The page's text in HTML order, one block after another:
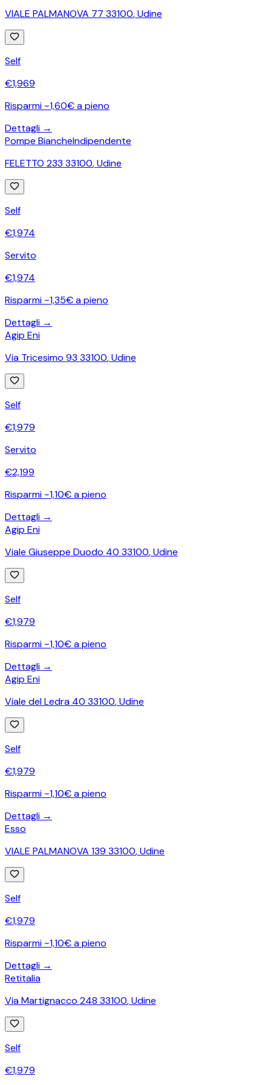
VIALE PALMANOVA 77 33100,Udine
Self
€1,969
Risparmi ~1,60€ a pieno
Dettagli →
Pompe BiancheIndipendente
FELETTO 233 33100,Udine
Self
€1,974
Servito
€1,974
Risparmi ~1,35€ a pieno
Dettagli →
Agip Eni
Via Tricesimo 93 33100,Udine
Self
€1,979
Servito
€2,199
Risparmi ~1,10€ a pieno
Dettagli →
Agip Eni
Viale Giuseppe Duodo 40 33100,Udine
Self
€1,979
Risparmi ~1,10€ a pieno
Dettagli →
Agip Eni
Viale del Ledra 40 33100,Udine
Self
€1,979
Risparmi ~1,10€ a pieno
Dettagli →
Esso
VIALE PALMANOVA 139 33100,Udine
Self
€1,979
Risparmi ~1,10€ a pieno
Dettagli →
Retitalia
Via Martignacco 248 33100,Udine
Self
€1,979